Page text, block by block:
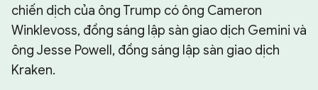
chiến dịch của ông Trump có ông Cameron
Winklevoss, đồng sáng lập sàn giao dịch Gemini và
ông Jesse Powell, đồng sáng lập sàn giao dịch
Kraken.